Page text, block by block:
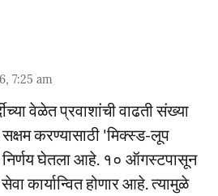
7:25 am
वेळेत प्रवाशांची वाढती संख्या
करण्यासाठी 'मिक्स्ड-लूप
घेतला आहे. १० ऑगस्टपासून
कार्यान्वित होणार आहे. त्यामुळे